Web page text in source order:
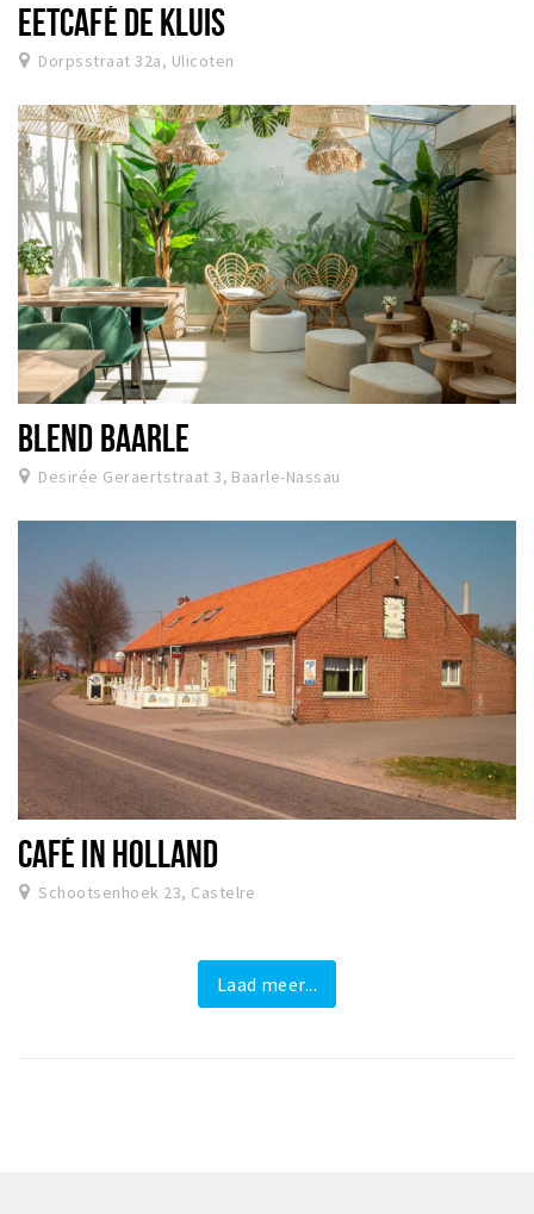
EETCAFÉ DE KLUIS
Dorpsstraat 32a, Ulicoten
BLEND BAARLE
Desirée Geraertstraat 3, Baarle-Nassau
CAFÉ IN HOLLAND
Schootsenhoek 23, Castelre
Laad meer...